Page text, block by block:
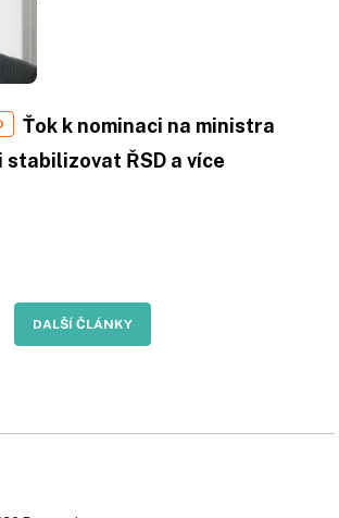
Ťok k nominaci na ministra
stabilizovat ŘSD a více
DALŠÍ ČLÁNKY